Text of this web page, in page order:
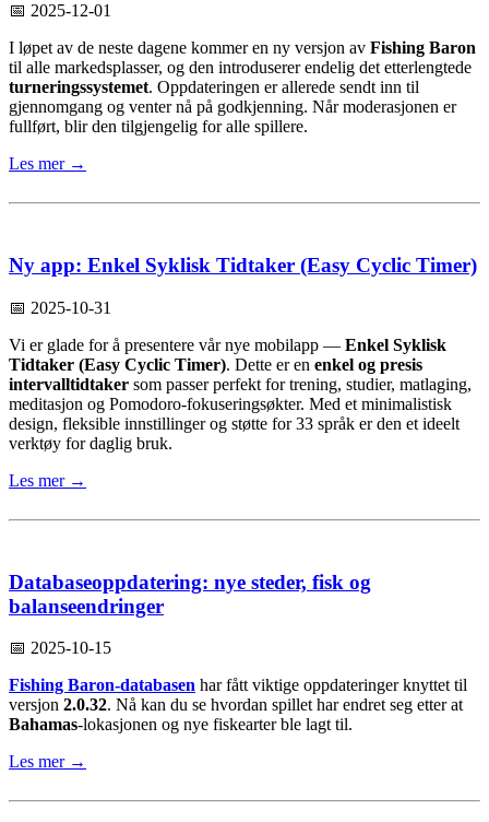
📅 2025-12-01
I løpet av de neste dagene kommer en ny versjon av Fishing Baron
til alle markedsplasser, og den introduserer endelig det etterlengtede
turneringssystemet. Oppdateringen er allerede sendt inn til
gjennomgang og venter nå på godkjenning. Når moderasjonen er
fullført, blir den tilgjengelig for alle spillere.
Les mer →
Ny app: Enkel Syklisk Tidtaker (Easy Cyclic Timer)
📅 2025-10-31
Vi er glade for å presentere vår nye mobilapp — Enkel Syklisk
Tidtaker (Easy Cyclic Timer). Dette er en enkel og presis
intervalltidtaker som passer perfekt for trening, studier, matlaging,
meditasjon og Pomodoro-fokuseringsøkter. Med et minimalistisk
design, fleksible innstillinger og støtte for 33 språk er den et ideelt
verktøy for daglig bruk.
Les mer →
Databaseoppdatering: nye steder, fisk og
balanseendringer
📅 2025-10-15
Fishing Baron-databasen har fått viktige oppdateringer knyttet til
versjon 2.0.32. Nå kan du se hvordan spillet har endret seg etter at
Bahamas-lokasjonen og nye fiskearter ble lagt til.
Les mer →